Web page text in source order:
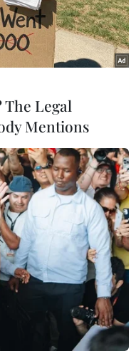
cảng Hải
tải
có trọng tải
cho tiềm năng phát
cũng như tiềm
The Legal
Mentions